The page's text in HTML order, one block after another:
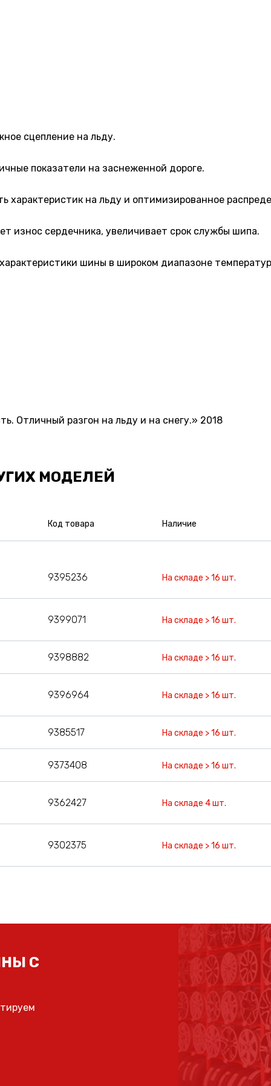
сцепление на льду.
показатели на заснеженной дороге.
характеристик на льду и оптимизированное
износ сердечника, увеличивает срок службы шипа.
шины в широком диапазоне температур
Отличный разгон на льду и на снегу.» 2018
МОДЕЛЕЙ
Код товара Наличие
9395236 На складе > 16 шт.
9399071 На складе > 16 шт.
9398882 На складе > 16 шт.
9396964 На складе > 16 шт.
9385517 На складе > 16 шт.
9373408 На складе > 16 шт.
9362427 На складе 4 шт.
9302375 На складе > 16 шт.
С